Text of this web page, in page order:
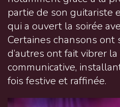
partie de son guitariste
qui a ouvert la soirée
Certaines chansons
d’autres ont fait vibrer
communicative,
fois festive et raffinée.